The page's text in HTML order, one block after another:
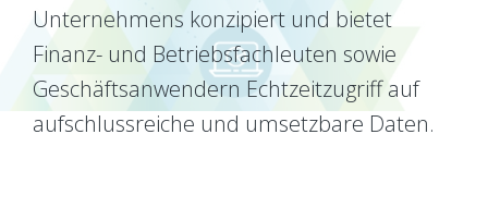
Unternehmens konzipiert und bietet
Finanz- und Betriebsfachleuten sowie
Geschäftsanwendern Echtzeitzugriff auf
aufschlussreiche und umsetzbare Daten.